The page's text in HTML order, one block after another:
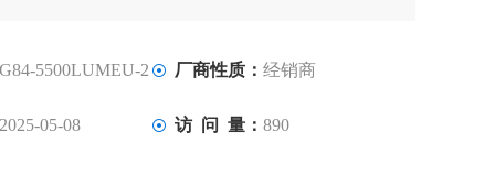
G84-5500LUMEU-2 厂商性质： 经销商
2025-05-08 访 问 量： 890